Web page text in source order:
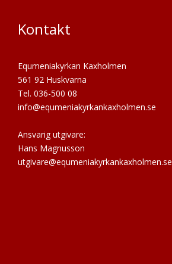
Kontakt
Equmeniakyrkan Kaxholmen
561 92 Huskvarna
Tel. 036-500 08
info@equmeniakyrkankaxholmen.se
Ansvarig utgivare:
Hans Magnusson
utgivare@equmeniakyrkankaxholmen.se